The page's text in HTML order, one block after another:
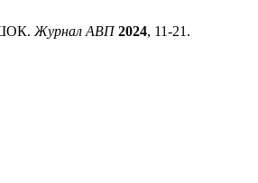
Журнал АВП 2024, 11-21.